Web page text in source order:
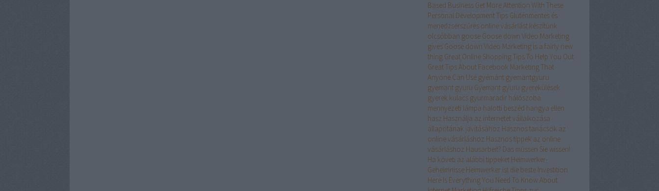
Based Business Get More Attention With These
Personal Development Tips Gluténmentes és
menedzserszűrés online vásárlást készítünk
olcsóbban goose Goose down Video Marketing
gives Goose down Video Marketing is a fairly new
thing Great Online Shopping Tips To Help You Out
Great Tips About Facebook Marketing That
Anyone Can Use gyémánt gyemantgyuru
gyemant gyuru Gyemant gyuru gyerekülések
gyerek kulacs gyurmaradír hálószoba
mennyezeti lámpa halotti beszéd hangya ellen
hasz Használja az internetet vállalkozása
állapotának javításához Hasznos tanácsok az
online vásárláshoz Hasznos tippek az online
vásárláshoz Hausarbeit? Das müssen Sie wissen!
Ha követi az alábbi tippeket Heimwerker-
Geheimnisse Heimwerker ist die beste Investition
Here Is Everything You Need To Know About